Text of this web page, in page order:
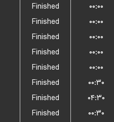
Finished
۰۰:۰۰
Finished
۰۰:۰۰
Finished
۰۰:۰۰
Finished
۰۰:۰۰
Finished
۰۰:۰۰
Finished
۰۰:۳۰
Finished
۰۴:۳۰
Finished
۰۰:۳۰